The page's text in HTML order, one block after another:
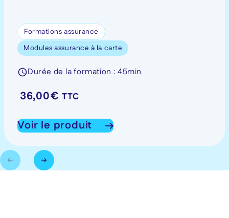
Formations assurance
Modules assurance à la carte
Durée de la formation : 45min
36,00€ TTC
Voir le produit